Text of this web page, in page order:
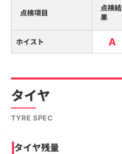
点検項目
点検結
果
ホイスト A
タイヤ
TYRE SPEC
タイヤ残量